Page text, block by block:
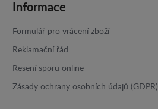
Informace
Formulář pro vrácení zboží
Reklamační řád
Resení sporu online
Zásady ochrany osobních údajů (GDPR)